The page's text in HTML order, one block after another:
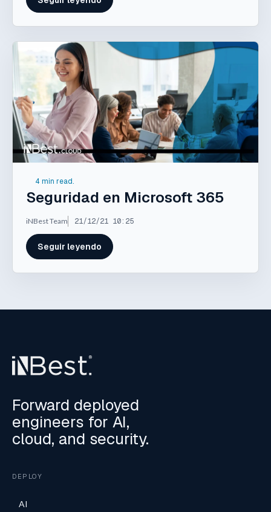
4 min read.
Seguridad en Microsoft 365
iNBest Team 21/12/21 10:25
Seguir leyendo
Forward deployed
engineers for AI,
cloud, and security.
DEPLOY
AI